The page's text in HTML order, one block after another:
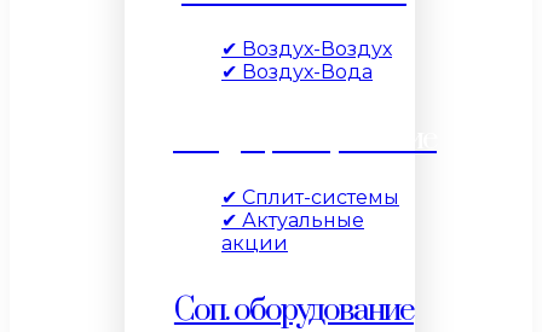
✔ Воздух-Воздух
✔ Воздух-Вода
✔ Сплит-системы
✔ Актуальные
акции
Соп. оборудование